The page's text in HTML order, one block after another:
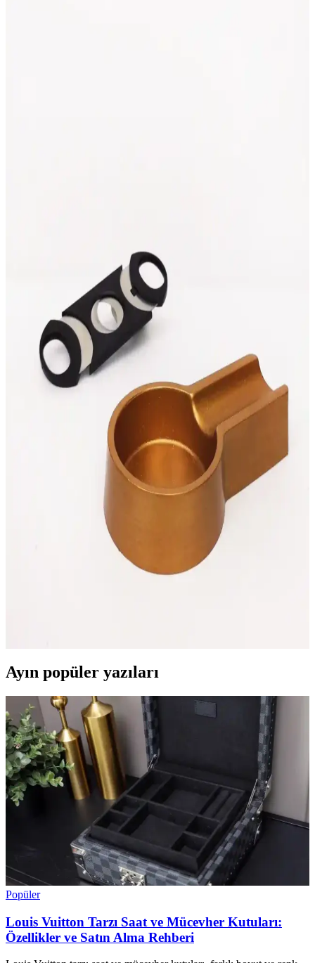
Paşabahçe El Yapımı Cam Küllüğü: Şeffaf ve
Modern Tasarım ile Puro Keyfini Artırır
Paşabahçe'nin el yapımı, şeffaf ve dayanıklı cam küllüğü, puro
tutkunları ve şık dekorasyon arayanlar için ideal. Modern tasarımıyla
ev ve bar ortamlarına zarafet katıyor.
Premium Metal Toscanello Kılıfı T04 Şık ve
Dayanıklı Tütün Saklama Aksesuarı
Metal malzemeden üretilmiş, şık ve dayanıklı Toscanello kılıfı, tütün
ürünlerini kuru ve taze tutar, kompakt tasarımıyla kolay taşınabilir ve
aromayı uzun süre korur.
Boveda Jel Otomatik Humidor Nemlendiricisi: Puro
Saklama ve Nem Kontrolü Çözümü
Boveda Jel Otomatik Humidor Nemlendiricisi, yüksek kalite ve
otomatik nem ayarıyla purolarınızı taze tutar, kullanım kolaylığı
sağlar ve 90 gün etkili performans sunar.
Esafe Home Betondan Yapılmış Küçük Boy Puro
Küllüğü ve Puro Kesme Makası İncelemesi
Ayın popüler yazıları
Popüler
Louis Vuitton Tarzı Saat ve Mücevher Kutuları:
Özellikler ve Satın Alma Rehberi